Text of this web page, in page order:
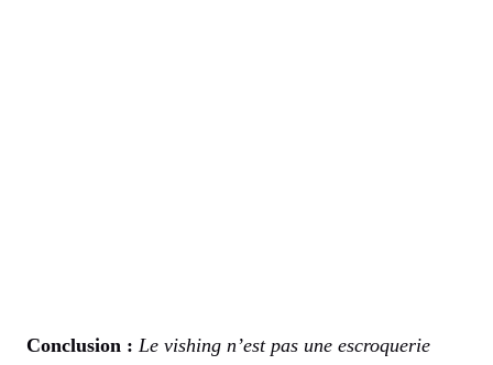
Conclusion : Le vishing n’est pas une escroquerie